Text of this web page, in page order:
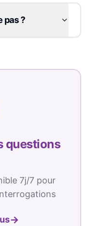
pas ?
questions
7j/7 pour
→